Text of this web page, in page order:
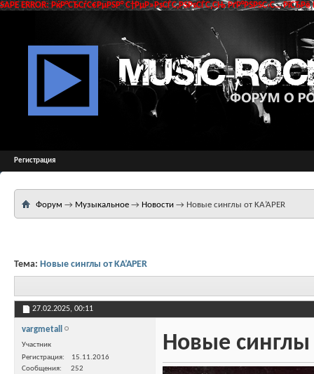
SAPE ERROR: РќР°СЂСѓС€РµРЅР° С†РµР»РѕСЃС‚РЅРѕСЃС‚СЊ РґР°РЅРЅС‹С…
Регистрация
Форум → Музыкальное → Новости → Новые синглы от KA’APER
Тема: Новые синглы от KA’APER
27.02.2025, 00:11
vargmetall
Участник
Регистрация
15.11.2016
Сообщения
252
Новые синглы